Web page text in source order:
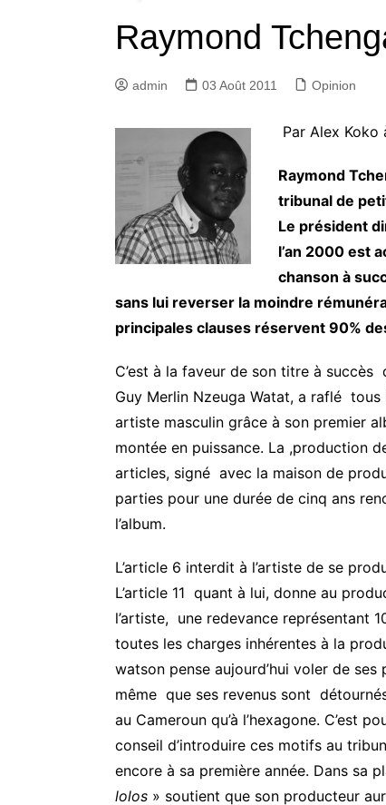
Raymond
admin 03 Août 2011 Opinion
Par Alex Koko
Raymond
tribunal de
Le président
l’an 2000 est
chanson à
sans lui reverser la moindre
principales clauses réservent 90%
C’est à la faveur de son titre à
Guy Merlin Nzeuga Watat, a raflé
artiste masculin grâce à son premier
montée en puissance. La ,production
articles, signé avec la maison de
parties pour une durée de cinq ans
l’album.
L’article 6 interdit à l’artiste de se
L’article 11 quant à lui, donne au
l’artiste, une redevance représentant
toutes les charges inhérentes à la
watson pense aujourd’hui voler de
même que ses revenus sont
au Cameroun qu’à l’hexagone. C’est
conseil d’introduire ces motifs au
encore à sa première année. Dans sa
lolos » soutient que son producteur